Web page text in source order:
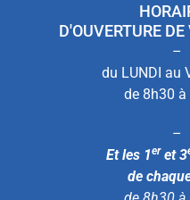
D'OUVERTURE
–
du LUNDI au
de 8h30 à
–
Et les 1eret 3
de